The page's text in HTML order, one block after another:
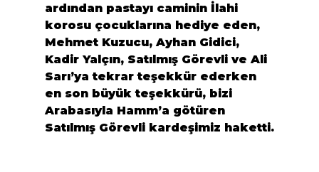
ardından pastayı caminin İlahi
korosu çocuklarına hediye eden,
Mehmet Kuzucu, Ayhan Gidici,
Kadir Yalçın, Satılmış Görevli ve Ali
Sarı’ya tekrar teşekkür ederken
en son büyük teşekkürü, bizi
Arabasıyla Hamm’a götüren
Satılmış Görevli kardeşimiz haketti.